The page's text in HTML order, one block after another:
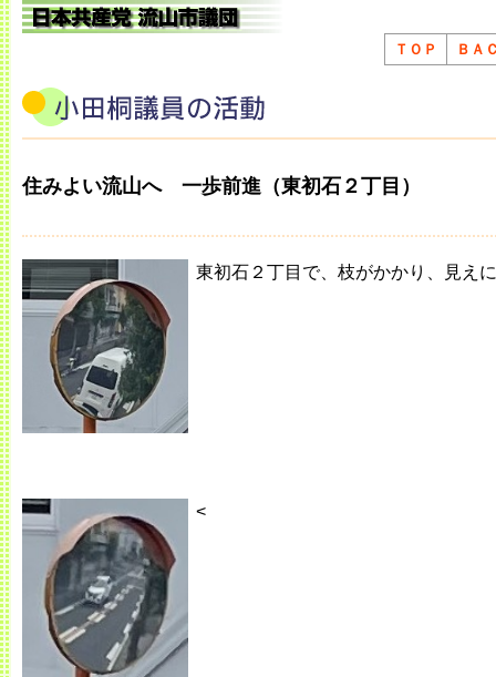
ＴＯＰ ＢＡ
住みよい流山へ 一歩前進（東初石２丁目）
東初石２丁目で、枝がかかり、見え
<